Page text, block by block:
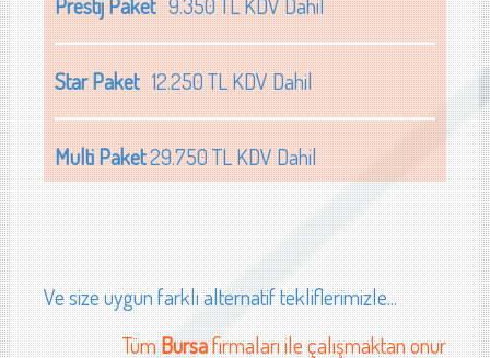
Prestij Paket9.350 TL KDV Dahil
Star Paket12.250 TL KDV Dahil
Multi Paket29.750 TL KDV Dahil
Ve size uygun farklı alternatif tekliflerimizle...
TümBursafirmaları ile çalışmaktan onur